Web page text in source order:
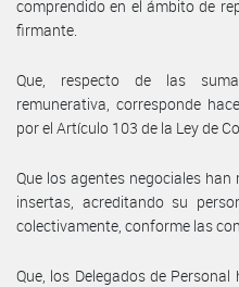
comprendido en el ámbito de
firmante.
Que, respecto de las
remunerativa, corresponde
por el Artículo 103 de la Ley de
Que los agentes negociales
insertas, acreditando su
colectivamente, conforme las
Que, los Delegados de